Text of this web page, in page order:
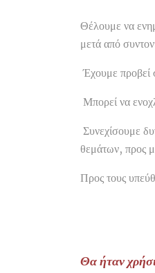
Θέλουμε να
μετά από
Έχουμε προβεί
Μπορεί να
Συνεχίσουμε
θεμάτων, προς
Προς τους
Θα ήταν